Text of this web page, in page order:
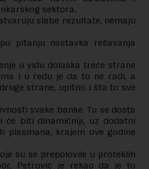
sektora.
slabe rezultate, nemaju
pitanju nastavka rešavanja
u vidu dolaska treće strane
i u redu je da to ne radi, a
strane, upitno i šta to sve
svake banke. Tu se dosta
će biti dinamičniji, uz dodatni
plasmana, krajem ove godine
su se prepolovile u proteklih
Petrović je rekao da je to